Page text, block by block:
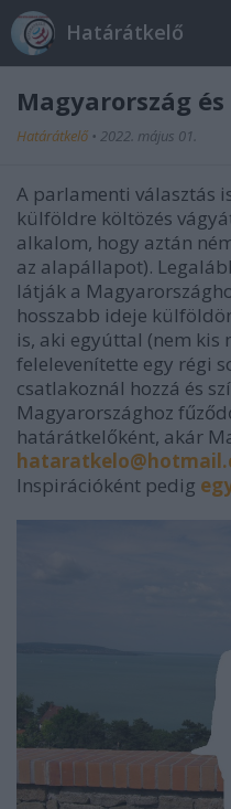
Határátkelő
Magyarország és
Határátkelő • 2022. május 01.
A parlamenti választás
külföldre költözés
alkalom, hogy aztán
az alapállapot).
látják a
hosszabb ideje
is, aki egyúttal (nem kis
felelevenítette egy régi
csatlakoznál hozzá és
Magyarországhoz
határátkelőként, akár
Inspirációként pedig